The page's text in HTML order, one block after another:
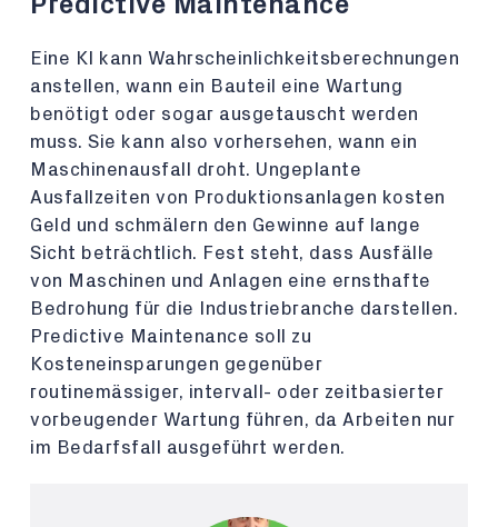
Eine KI kann Wahrscheinlichkeitsberechnungen
anstellen, wann ein Bauteil eine Wartung
benötigt oder sogar ausgetauscht werden
muss. Sie kann also vorhersehen, wann ein
Maschinenausfall droht. Ungeplante
Ausfallzeiten von Produktionsanlagen kosten
Geld und schmälern den Gewinne auf lange
Sicht beträchtlich. Fest steht, dass Ausfälle
von Maschinen und Anlagen eine ernsthafte
Bedrohung für die Industriebranche darstellen.
Predictive Maintenance soll zu
Kosteneinsparungen gegenüber
routinemässiger, intervall- oder zeitbasierter
vorbeugender Wartung führen, da Arbeiten nur
im Bedarfsfall ausgeführt werden.